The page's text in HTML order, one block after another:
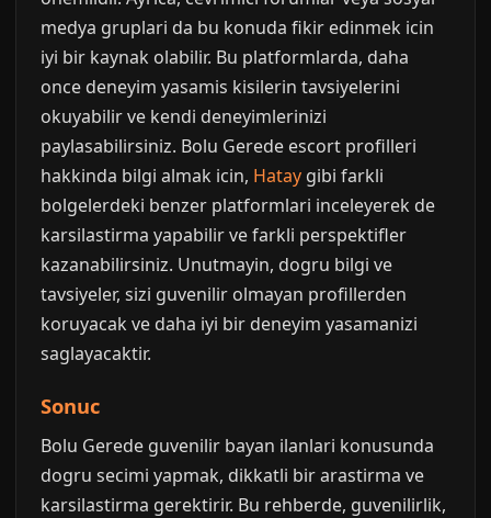
medya gruplari da bu konuda fikir edinmek icin
iyi bir kaynak olabilir. Bu platformlarda, daha
once deneyim yasamis kisilerin tavsiyelerini
okuyabilir ve kendi deneyimlerinizi
paylasabilirsiniz. Bolu Gerede escort profilleri
hakkinda bilgi almak icin, Hatay gibi farkli
bolgelerdeki benzer platformlari inceleyerek de
karsilastirma yapabilir ve farkli perspektifler
kazanabilirsiniz. Unutmayin, dogru bilgi ve
tavsiyeler, sizi guvenilir olmayan profillerden
koruyacak ve daha iyi bir deneyim yasamanizi
saglayacaktir.
Sonuc
Bolu Gerede guvenilir bayan ilanlari konusunda
dogru secimi yapmak, dikkatli bir arastirma ve
karsilastirma gerektirir. Bu rehberde, guvenilirlik,